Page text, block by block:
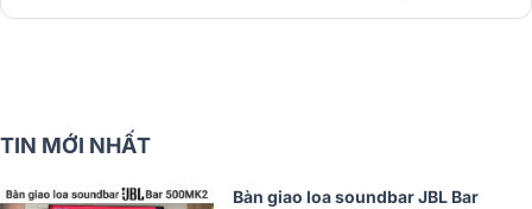
TIN MỚI NHẤT
Bàn giao loa soundbar JBL Bar